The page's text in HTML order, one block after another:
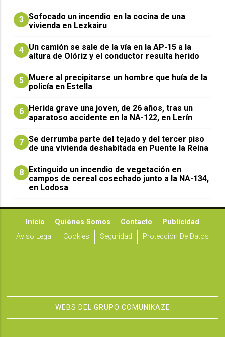
3 Sofocado un incendio en la cocina de una
vivienda en Lezkairu
4 Un camión se sale de la vía en la AP-15 a la
altura de Olóriz y el conductor resulta herido
5 Muere al precipitarse un hombre que huía de la
policía en Estella
6 Herida grave una joven, de 26 años, tras un
aparatoso accidente en la NA-122, en Lerín
7 Se derrumba parte del tejado y del tercer piso
de una vivienda deshabitada en Puente la Reina
8 Extinguido un incendio de vegetación en
campos de cereal cosechado junto a la NA-134,
en Lodosa
Inicio Quiénes Somos Contacto
Publicidad
Aviso Legal
Cookies Seguridad Protección De Datos
WEBS DEL GRUPO COMUNIKAZE